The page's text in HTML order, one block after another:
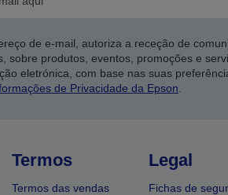
de e-mail, autoriza a receção de
sobre produtos, eventos, promoções e
eletrónica, com base nas suas
de Privacidade da Epson
Termos
Termos das vendas
Legal
Fichas de